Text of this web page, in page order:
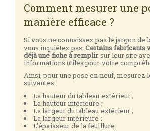
Comment mesurer une
manière efficace ?
Si vous ne connaissez pas le jargon de
vous inquiétez pas. Certains fabricants
déjà une fiche à remplirsur leur site
informations utiles pour votre
Ainsi, pour une pose en neuf, mesurez
suivantes :
La hauteur du tableau extérieur ;
La hauteur intérieure ;
La largeur du tableau extérieur ;
La largeur intérieure ;
L’épaisseur de la feuillure.